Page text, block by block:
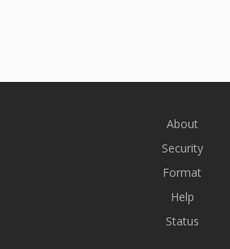
About
Security
Format
Help
Status